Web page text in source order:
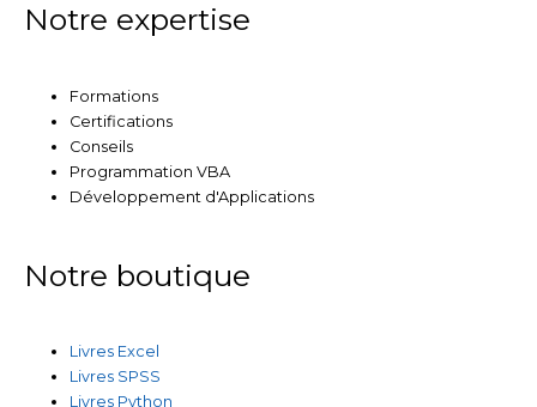
Notre expertise
Formations
Certifications
Conseils
Programmation VBA
Développement d'Applications
Notre boutique
Livres Excel
Livres SPSS
Livres Python